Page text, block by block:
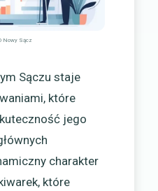
Nowy Sącz
Sączu staje
które
jego
charakter
które